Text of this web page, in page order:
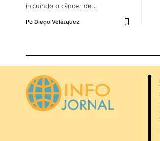
incluindo o câncer de…
PorDiego Velázquez